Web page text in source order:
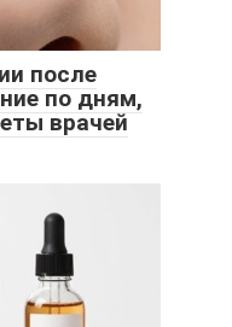
после
по дням,
врачей